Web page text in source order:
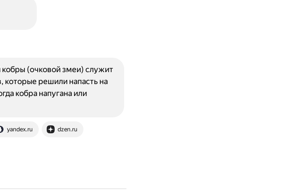
yandex.ru dzen.ru
кобры (очковой змеи) служит
решили напасть на
кобра напугана или